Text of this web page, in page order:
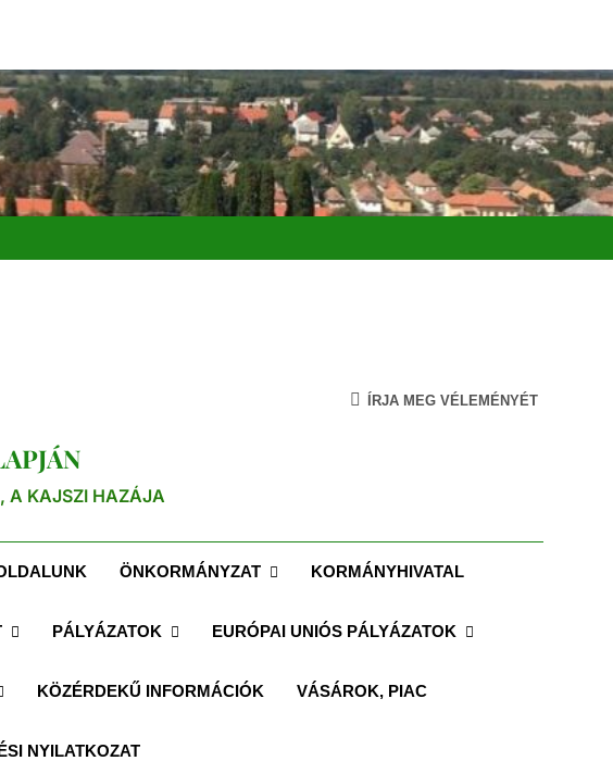
A KAJSZI HAZÁJA
ÍRJA MEG VÉLEMÉNYÉT
ÖNKORMÁNYZAT KORMÁNYHIVATAL
PÁLYÁZATOK EURÓPAI UNIÓS PÁLYÁZATOK
KÖZÉRDEKŰ INFORMÁCIÓK VÁSÁROK, PIAC
NYILATKOZAT